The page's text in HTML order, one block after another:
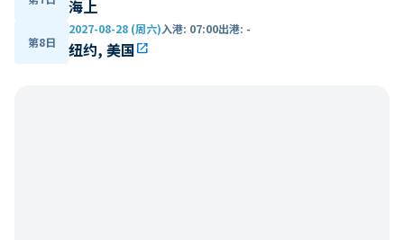
海上
第8日
2027-08-28 (周六)入港: 07:00出港: -
纽约, 美国open_in_new